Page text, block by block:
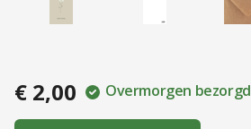
€ 2,00 Overmorgen bezorgd